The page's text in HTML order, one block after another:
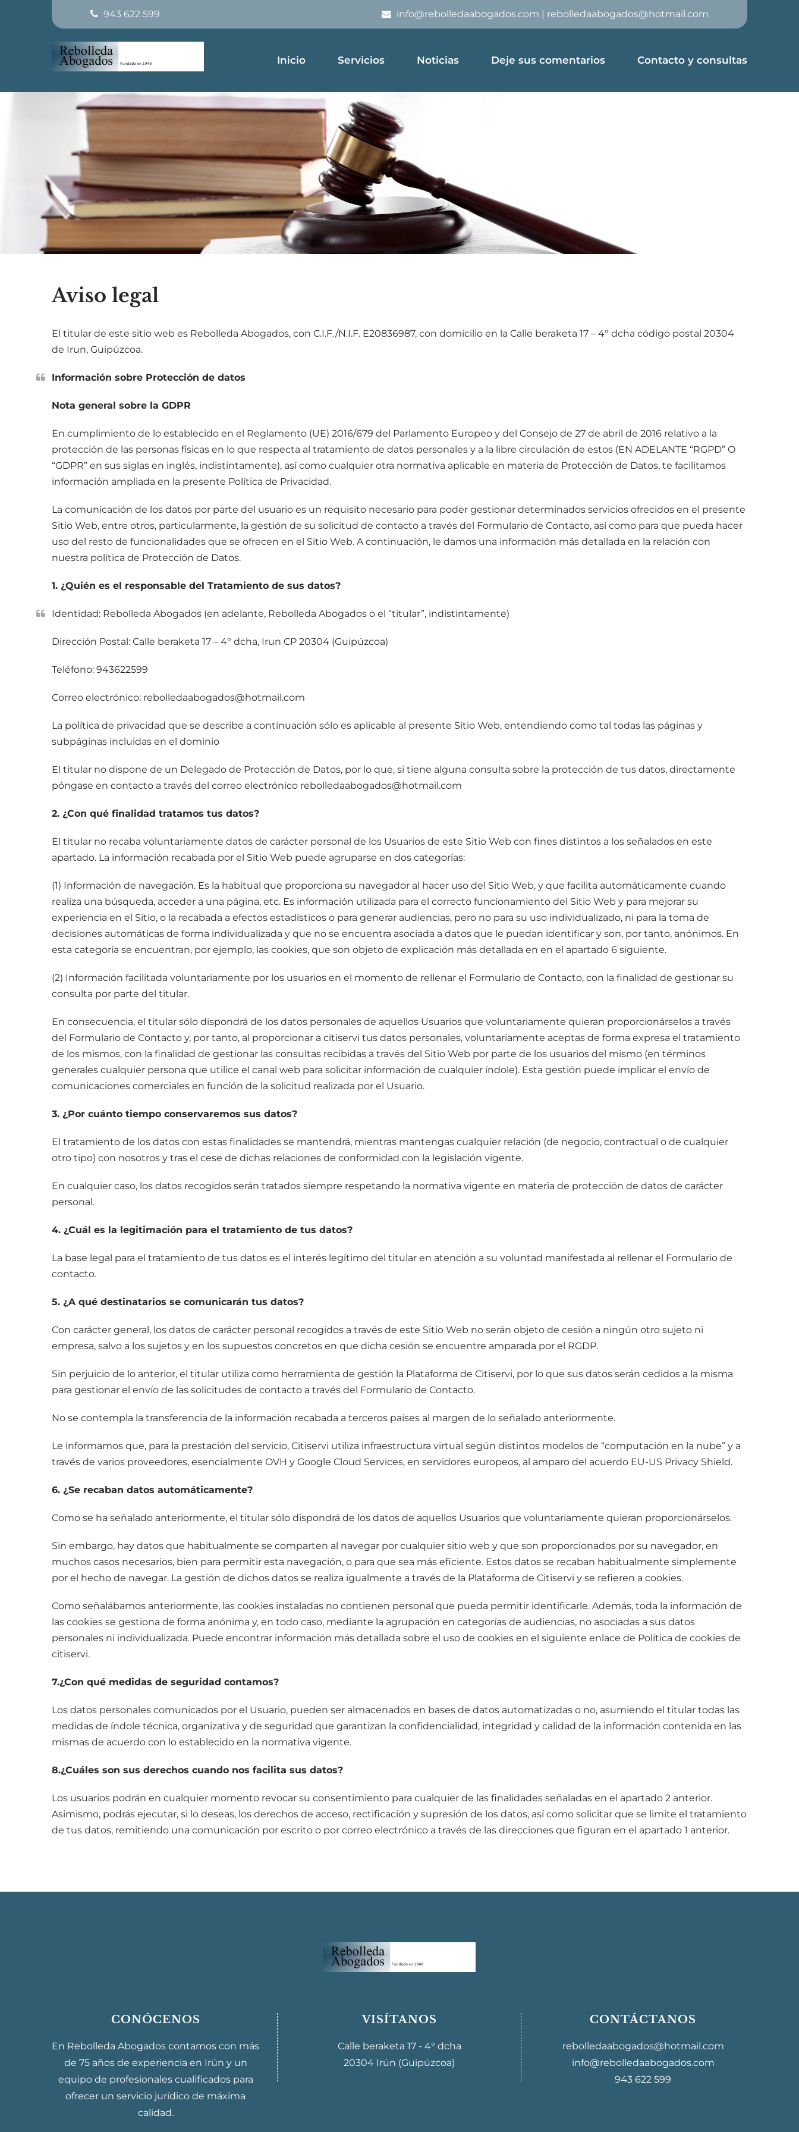
943 622 599 info@rebolledaabogados.com | rebolledaabogados@hotmail.com
Inicio Servicios Noticias Deje sus comentarios Contacto y consultas
Aviso legal
El titular de este sitio web es Rebolleda Abogados, con C.I.F./N.I.F. E20836987, con domicilio en la Calle beraketa 17 – 4° dcha código postal 20304
de Irun, Guipúzcoa.
Información sobre Protección de datos
Nota general sobre la GDPR
En cumplimiento de lo establecido en el Reglamento (UE) 2016/679 del Parlamento Europeo y del Consejo de 27 de abril de 2016 relativo a la
protección de las personas físicas en lo que respecta al tratamiento de datos personales y a la libre circulación de estos (EN ADELANTE “RGPD” O
“GDPR” en sus siglas en inglés, indistintamente), así como cualquier otra normativa aplicable en materia de Protección de Datos, te facilitamos
información ampliada en la presente Política de Privacidad.
La comunicación de los datos por parte del usuario es un requisito necesario para poder gestionar determinados servicios ofrecidos en el presente
Sitio Web, entre otros, particularmente, la gestión de su solicitud de contacto a través del Formulario de Contacto, así como para que pueda hacer
uso del resto de funcionalidades que se ofrecen en el Sitio Web. A continuación, le damos una información más detallada en la relación con
nuestra política de Protección de Datos.
1. ¿Quién es el responsable del Tratamiento de sus datos?
Identidad: Rebolleda Abogados (en adelante, Rebolleda Abogados o el “titular”, indistintamente)
Dirección Postal: Calle beraketa 17 – 4° dcha, Irun CP 20304 (Guipúzcoa)
Teléfono: 943622599
Correo electrónico: rebolledaabogados@hotmail.com
La política de privacidad que se describe a continuación sólo es aplicable al presente Sitio Web, entendiendo como tal todas las páginas y
subpáginas incluidas en el dominio
El titular no dispone de un Delegado de Protección de Datos, por lo que, si tiene alguna consulta sobre la protección de tus datos, directamente
póngase en contacto a través del correo electrónico rebolledaabogados@hotmail.com
2. ¿Con qué finalidad tratamos tus datos?
El titular no recaba voluntariamente datos de carácter personal de los Usuarios de este Sitio Web con fines distintos a los señalados en este
apartado. La información recabada por el Sitio Web puede agruparse en dos categorías:
(1) Información de navegación. Es la habitual que proporciona su navegador al hacer uso del Sitio Web, y que facilita automáticamente cuando
realiza una búsqueda, acceder a una página, etc. Es información utilizada para el correcto funcionamiento del Sitio Web y para mejorar su
experiencia en el Sitio, o la recabada a efectos estadísticos o para generar audiencias, pero no para su uso individualizado, ni para la toma de
decisiones automáticas de forma individualizada y que no se encuentra asociada a datos que le puedan identificar y son, por tanto, anónimos. En
esta categoría se encuentran, por ejemplo, las cookies, que son objeto de explicación más detallada en en el apartado 6 siguiente.
(2) Información facilitada voluntariamente por los usuarios en el momento de rellenar el Formulario de Contacto, con la finalidad de gestionar su
consulta por parte del titular.
En consecuencia, el titular sólo dispondrá de los datos personales de aquellos Usuarios que voluntariamente quieran proporcionárselos a través
del Formulario de Contacto y, por tanto, al proporcionar a citiservi tus datos personales, voluntariamente aceptas de forma expresa el tratamiento
de los mismos, con la finalidad de gestionar las consultas recibidas a través del Sitio Web por parte de los usuarios del mismo (en términos
generales cualquier persona que utilice el canal web para solicitar información de cualquier índole). Esta gestión puede implicar el envío de
comunicaciones comerciales en función de la solicitud realizada por el Usuario.
3. ¿Por cuánto tiempo conservaremos sus datos?
El tratamiento de los datos con estas finalidades se mantendrá, mientras mantengas cualquier relación (de negocio, contractual o de cualquier
otro tipo) con nosotros y tras el cese de dichas relaciones de conformidad con la legislación vigente.
En cualquier caso, los datos recogidos serán tratados siempre respetando la normativa vigente en materia de protección de datos de carácter
personal.
4. ¿Cuál es la legitimación para el tratamiento de tus datos?
La base legal para el tratamiento de tus datos es el interés legítimo del titular en atención a su voluntad manifestada al rellenar el Formulario de
contacto.
5. ¿A qué destinatarios se comunicarán tus datos?
Con carácter general, los datos de carácter personal recogidos a través de este Sitio Web no serán objeto de cesión a ningún otro sujeto ni
empresa, salvo a los sujetos y en los supuestos concretos en que dicha cesión se encuentre amparada por el RGDP.
Sin perjuicio de lo anterior, el titular utiliza como herramienta de gestión la Plataforma de Citiservi, por lo que sus datos serán cedidos a la misma
para gestionar el envío de las solicitudes de contacto a través del Formulario de Contacto.
No se contempla la transferencia de la información recabada a terceros países al margen de lo señalado anteriormente.
Le informamos que, para la prestación del servicio, Citiservi utiliza infraestructura virtual según distintos modelos de “computación en la nube” y a
través de varios proveedores, esencialmente OVH y Google Cloud Services, en servidores europeos, al amparo del acuerdo EU-US Privacy Shield.
6. ¿Se recaban datos automáticamente?
Como se ha señalado anteriormente, el titular sólo dispondrá de los datos de aquellos Usuarios que voluntariamente quieran proporcionárselos.
Sin embargo, hay datos que habitualmente se comparten al navegar por cualquier sitio web y que son proporcionados por su navegador, en
muchos casos necesarios, bien para permitir esta navegación, o para que sea más eficiente. Estos datos se recaban habitualmente simplemente
por el hecho de navegar. La gestión de dichos datos se realiza igualmente a través de la Plataforma de Citiservi y se refieren a cookies.
Como señalábamos anteriormente, las cookies instaladas no contienen personal que pueda permitir identificarle. Además, toda la información de
las cookies se gestiona de forma anónima y, en todo caso, mediante la agrupación en categorías de audiencias, no asociadas a sus datos
personales ni individualizada. Puede encontrar información más detallada sobre el uso de cookies en el siguiente enlace de Política de cookies de
citiservi.
7.¿Con qué medidas de seguridad contamos?
Los datos personales comunicados por el Usuario, pueden ser almacenados en bases de datos automatizadas o no, asumiendo el titular todas las
medidas de índole técnica, organizativa y de seguridad que garantizan la confidencialidad, integridad y calidad de la información contenida en las
mismas de acuerdo con lo establecido en la normativa vigente.
8.¿Cuáles son sus derechos cuando nos facilita sus datos?
Los usuarios podrán en cualquier momento revocar su consentimiento para cualquier de las finalidades señaladas en el apartado 2 anterior.
Asimismo, podrás ejecutar, si lo deseas, los derechos de acceso, rectificación y supresión de los datos, así como solicitar que se limite el tratamiento
de tus datos, remitiendo una comunicación por escrito o por correo electrónico a través de las direcciones que figuran en el apartado 1 anterior.
CONÓCENOS
En Rebolleda Abogados contamos con más
de 75 años de experiencia en Irún y un
equipo de profesionales cualificados para
ofrecer un servicio jurídico de máxima
calidad.
VISÍTANOS
Calle beraketa 17 - 4° dcha
20304 Irún (Guipúzcoa)
CONTÁCTANOS
rebolledaabogados@hotmail.com
info@rebolledaabogados.com
943 622 599